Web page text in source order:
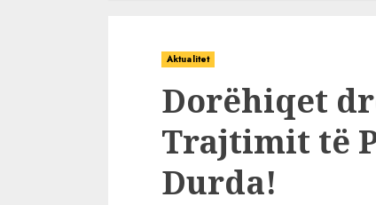
Aktualitet
Dorëhiqet
Trajtimit të
Durda!